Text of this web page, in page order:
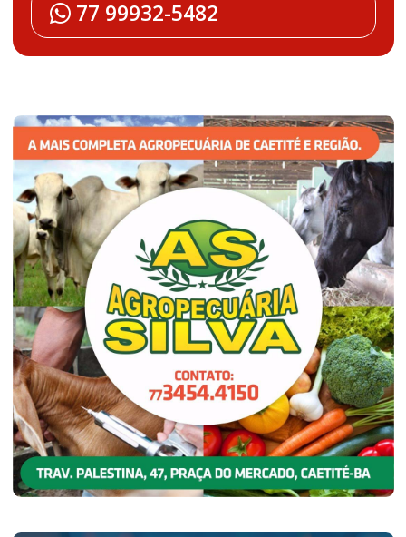
77 99932-5482